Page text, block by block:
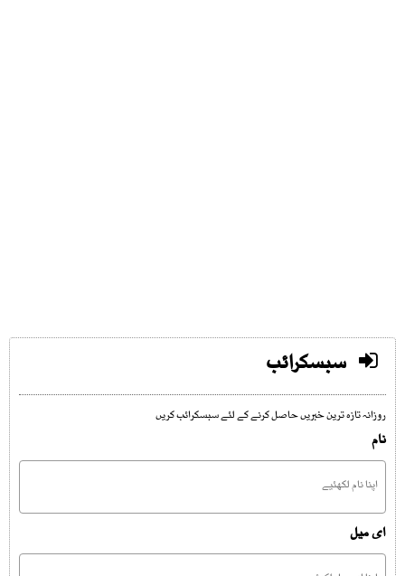
سبسکرائب
روزانہ تازہ ترین خبریں حاصل کرنے کے لئے سبسکرائب کریں
نام
ای میل